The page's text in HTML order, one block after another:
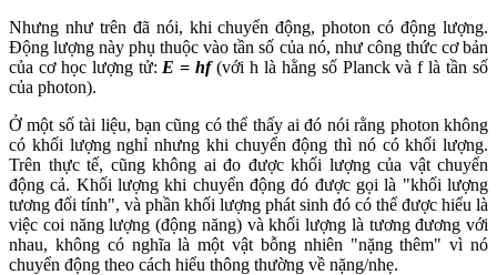
Nhưng như trên đã nói, khi chuyển động, photon có động lượng.
Động lượng này phụ thuộc vào tần số của nó, như công thức cơ bản
của cơ học lượng tử: E = hf(với h là hằng số Planck và f là tần số
của photon).
Ở một số tài liệu, bạn cũng có thể thấy ai đó nói rằng photon không
có khối lượng nghỉ nhưng khi chuyển động thì nó có khối lượng.
Trên thực tế, cũng không ai đo được khối lượng của vật chuyển
động cả. Khối lượng khi chuyển động đó được gọi là "khối lượng
tương đối tính", và phần khối lượng phát sinh đó có thể được hiểu là
việc coi năng lượng (động năng) và khối lượng là tương đương với
nhau, không có nghĩa là một vật bỗng nhiên "nặng thêm" vì nó
chuyển động theo cách hiểu thông thường về nặng/nhẹ.